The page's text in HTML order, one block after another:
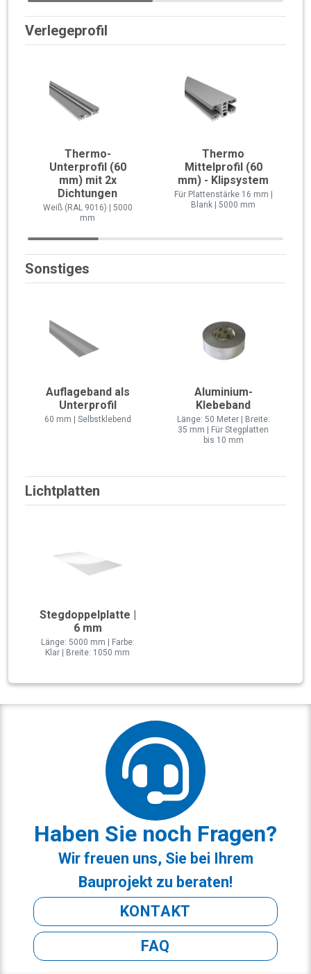
Verlegeprofil
Thermo-
Unterprofil (60
mm) mit 2x
Dichtungen
Weiß (RAL 9016) | 5000
mm
Thermo
Mittelprofil (60
mm) - Klipsystem
Für Plattenstärke 16 mm |
Blank | 5000 mm
Sonstiges
Auflageband als
Unterprofil
60 mm | Selbstklebend
Aluminium-
Klebeband
Länge: 50 Meter | Breite:
35 mm | Für Stegplatten
bis 10 mm
Lichtplatten
Stegdoppelplatte |
6 mm
Länge: 5000 mm | Farbe:
Klar | Breite: 1050 mm
Haben Sie noch Fragen?
Wir freuen uns, Sie bei Ihrem
Bauprojekt zu beraten!
KONTAKT
FAQ